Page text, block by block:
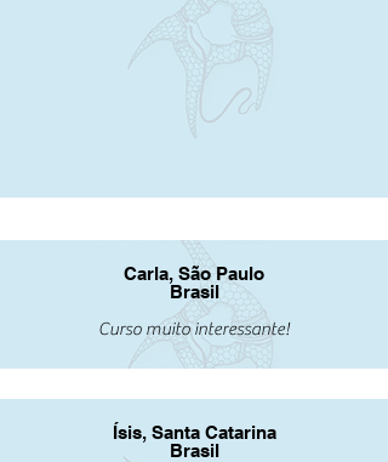
Carla, São Paulo
Brasil
Curso muito interessante!
Ísis, Santa Catarina
Brasil